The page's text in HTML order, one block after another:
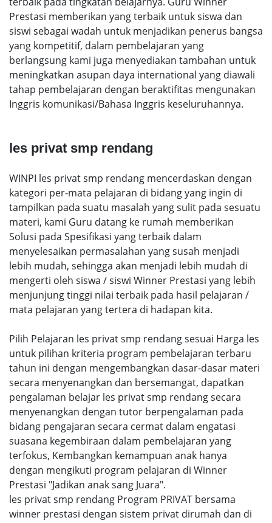
Prestasi memberikan yang terbaik untuk siswa dan
siswi sebagai wadah untuk menjadikan penerus bangsa
yang kompetitif, dalam pembelajaran yang
berlangsung kami juga menyediakan tambahan untuk
meningkatkan asupan daya international yang diawali
tahap pembelajaran dengan beraktifitas mengunakan
Inggris komunikasi/Bahasa Inggris keseluruhannya.
les privat smp rendang
WINPI les privat smp rendang mencerdaskan dengan
kategori per-mata pelajaran di bidang yang ingin di
tampilkan pada suatu masalah yang sulit pada sesuatu
materi, kami Guru datang ke rumah memberikan
Solusi pada Spesifikasi yang terbaik dalam
menyelesaikan permasalahan yang susah menjadi
lebih mudah, sehingga akan menjadi lebih mudah di
mengerti oleh siswa / siswi Winner Prestasi yang lebih
menjunjung tinggi nilai terbaik pada hasil pelajaran /
mata pelajaran yang tertera di hadapan kita.
Pilih Pelajaran les privat smp rendang sesuai Harga les
untuk pilihan kriteria program pembelajaran terbaru
tahun ini dengan mengembangkan dasar-dasar materi
secara menyenangkan dan bersemangat, dapatkan
pengalaman belajar les privat smp rendang secara
menyenangkan dengan tutor berpengalaman pada
bidang pengajaran secara cermat dalam engatasi
suasana kegembiraan dalam pembelajaran yang
terfokus, Kembangkan kemampuan anak hanya
dengan mengikuti program pelajaran di Winner
Prestasi "Jadikan anak sang Juara".
les privat smp rendang Program PRIVAT bersama
winner prestasi dengan sistem privat dirumah dan di